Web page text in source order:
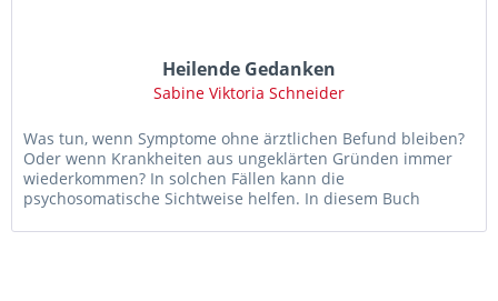
Heilende Gedanken
Sabine Viktoria Schneider
Was tun, wenn Symptome ohne ärztlichen Befund bleiben?
Oder wenn Krankheiten aus ungeklärten Gründen immer
wiederkommen? In solchen Fällen kann die
psychosomatische Sichtweise helfen. In diesem Buch